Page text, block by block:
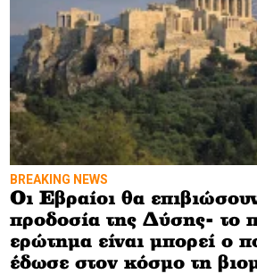
BREAKING NEWS
Οι Εβραίοι θα
προδοσία της Δύσης- το
ερώτημα είναι μπορεί ο
έδωσε στον κόσμο τη